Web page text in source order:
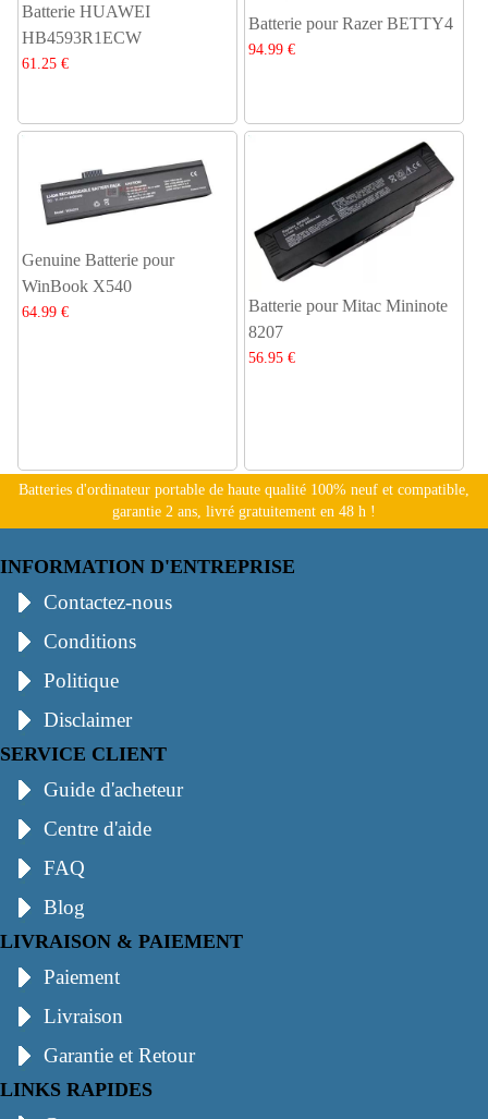
Batterie HUAWEI
HB4593R1ECW
61.25 €
Batterie pour Razer BETTY4
94.99 €
Genuine Batterie pour
WinBook X540
64.99 €
Batterie pour Mitac Mininote
8207
56.95 €
Batteries d'ordinateur portable de haute qualité 100% neuf et compatible,
garantie 2 ans, livré gratuitement en 48 h !
INFORMATION D'ENTREPRISE
Contactez-nous
Conditions
Politique
Disclaimer
SERVICE CLIENT
Guide d'acheteur
Centre d'aide
FAQ
Blog
LIVRAISON & PAIEMENT
Paiement
Livraison
Garantie et Retour
LINKS RAPIDES